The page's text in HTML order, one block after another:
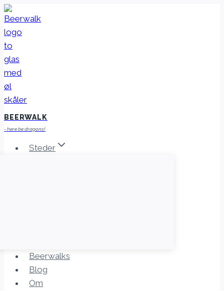
Fortsæt
til
indhold
BEERWALK
- here be dragons!
Steder
Beerwalks
Blog
Om